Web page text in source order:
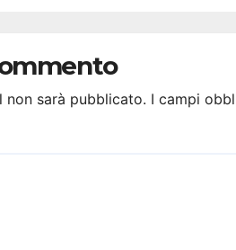
non sarà pubblicato. I campi